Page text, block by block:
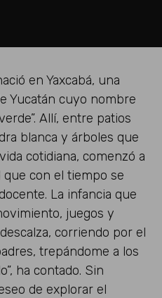
en Yaxcabá, una
Yucatán cuyo nombre
Allí, entre patios
blanca y árboles que
cotidiana, comenzó a
con el tiempo se
La infancia que
juegos y
corriendo por el
trepándome a los
ha contado. Sin
de explorar el